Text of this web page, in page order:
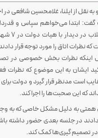
و به نقل از ایلنا، غلامحسین شافعی در
ابتدا می‌خواهم سپاس و
بیانات
نظرات اتاق را مورد توجه قرار
اینکه نظرات بخش خصوصی در
ایشان به این موضوع که نظرات
است مدنظر قرار گیرد و دولت
که این صحبت‌ها را اجرا کند.
همتی به دلیل مشکل خاصی که به
در جلسه بعدی حضور داشته
تصمیم گیری‌ها کمک کند.